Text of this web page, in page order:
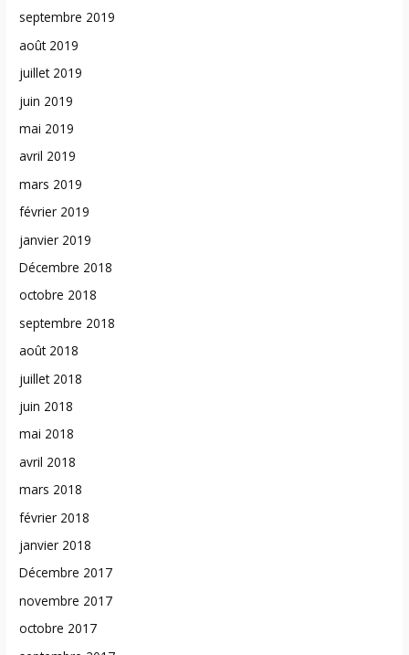
septembre 2019
août 2019
juillet 2019
juin 2019
mai 2019
avril 2019
mars 2019
février 2019
janvier 2019
Décembre 2018
octobre 2018
septembre 2018
août 2018
juillet 2018
juin 2018
mai 2018
avril 2018
mars 2018
février 2018
janvier 2018
Décembre 2017
novembre 2017
octobre 2017